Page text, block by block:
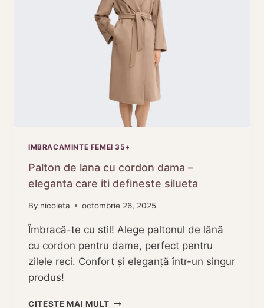
IMBRACAMINTE FEMEI 35+
Palton de lana cu cordon dama –
eleganta care iti defineste silueta
By nicoleta octombrie 26, 2025
Îmbracă-te cu stil! Alege paltonul de lână
cu cordon pentru dame, perfect pentru
zilele reci. Confort și eleganță într-un singur
produs!
CITESTE MAI MULTPALTON